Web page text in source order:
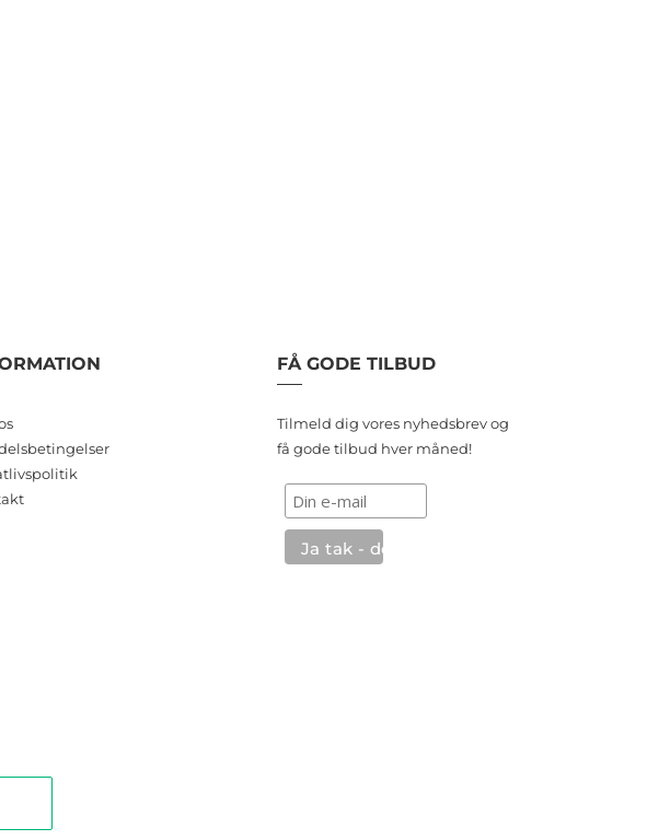
FÅ GODE TILBUD
Tilmeld dig vores nyhedsbrev og
få gode tilbud hver måned!